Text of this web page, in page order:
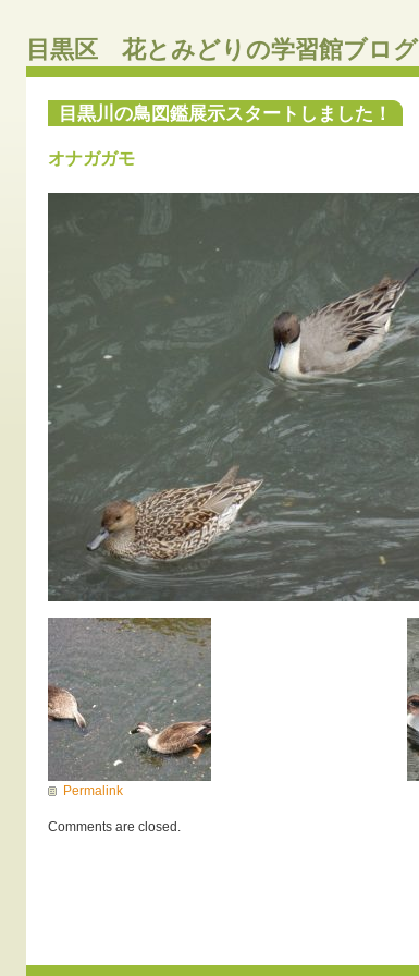
目黒区 花とみどりの学習館ブログ
目黒川の鳥図鑑展示スタートしました！
オナガガモ
Permalink
Comments are closed.